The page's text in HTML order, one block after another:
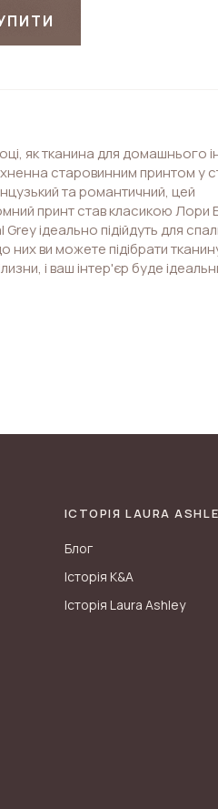
як тканина для домашнього
старовинним принтом у
та романтичний, цей
принт став класикою Лори
ідеально підійдуть для
них ви можете підібрати
і ваш інтер'єр буде
ІСТОРІЯ LAURA
Блог
Історія K&A
Історія Laura Ashley